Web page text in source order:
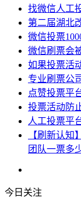
找微信人工
第二届湖北
微信投票
微信刷票会
如果投票活
专业刷票公
点赞投票平
投票活动防
人工投票平
【刷新认
团队一票多
今日关注